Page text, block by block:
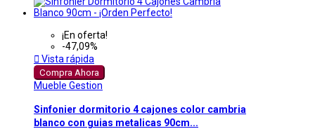
¡En oferta!
-47,09%
 Vista rápida
Compra Ahora
Mueble Gestion
Sinfonier dormitorio 4 cajones color cambria
blanco con guias metalicas 90cm...